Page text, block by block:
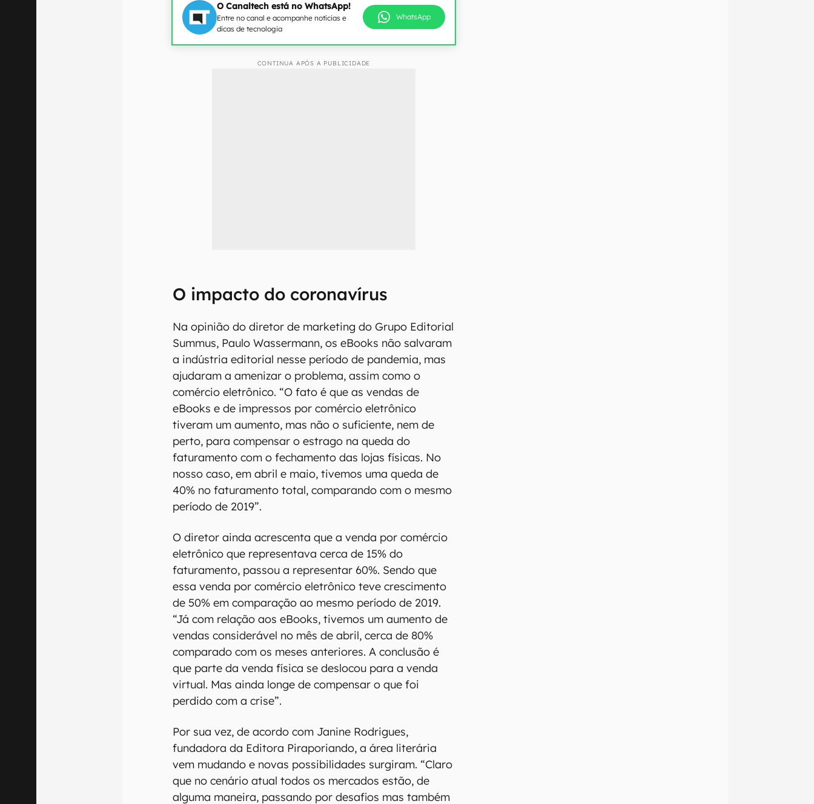
O Canaltech está no WhatsApp!
Entre no canal e acompanhe notícias e
dicas de tecnologia
WhatsApp
CONTINUA APÓS A PUBLICIDADE
O impacto do coronavírus
Na opinião do diretor de marketing do Grupo Editorial
Summus, Paulo Wassermann, os eBooks não salvaram
a indústria editorial nesse período de pandemia, mas
ajudaram a amenizar o problema, assim como o
comércio eletrônico. “O fato é que as vendas de
eBooks e de impressos por comércio eletrônico
tiveram um aumento, mas não o suficiente, nem de
perto, para compensar o estrago na queda do
faturamento com o fechamento das lojas físicas. No
nosso caso, em abril e maio, tivemos uma queda de
40% no faturamento total, comparando com o mesmo
período de 2019”.
O diretor ainda acrescenta que a venda por comércio
eletrônico que representava cerca de 15% do
faturamento, passou a representar 60%. Sendo que
essa venda por comércio eletrônico teve crescimento
de 50% em comparação ao mesmo período de 2019.
“Já com relação aos eBooks, tivemos um aumento de
vendas considerável no mês de abril, cerca de 80%
comparado com os meses anteriores. A conclusão é
que parte da venda física se deslocou para a venda
virtual. Mas ainda longe de compensar o que foi
perdido com a crise”.
Por sua vez, de acordo com Janine Rodrigues,
fundadora da Editora Piraporiando, a área literária
vem mudando e novas possibilidades surgiram. “Claro
que no cenário atual todos os mercados estão, de
alguma maneira, passando por desafios mas também